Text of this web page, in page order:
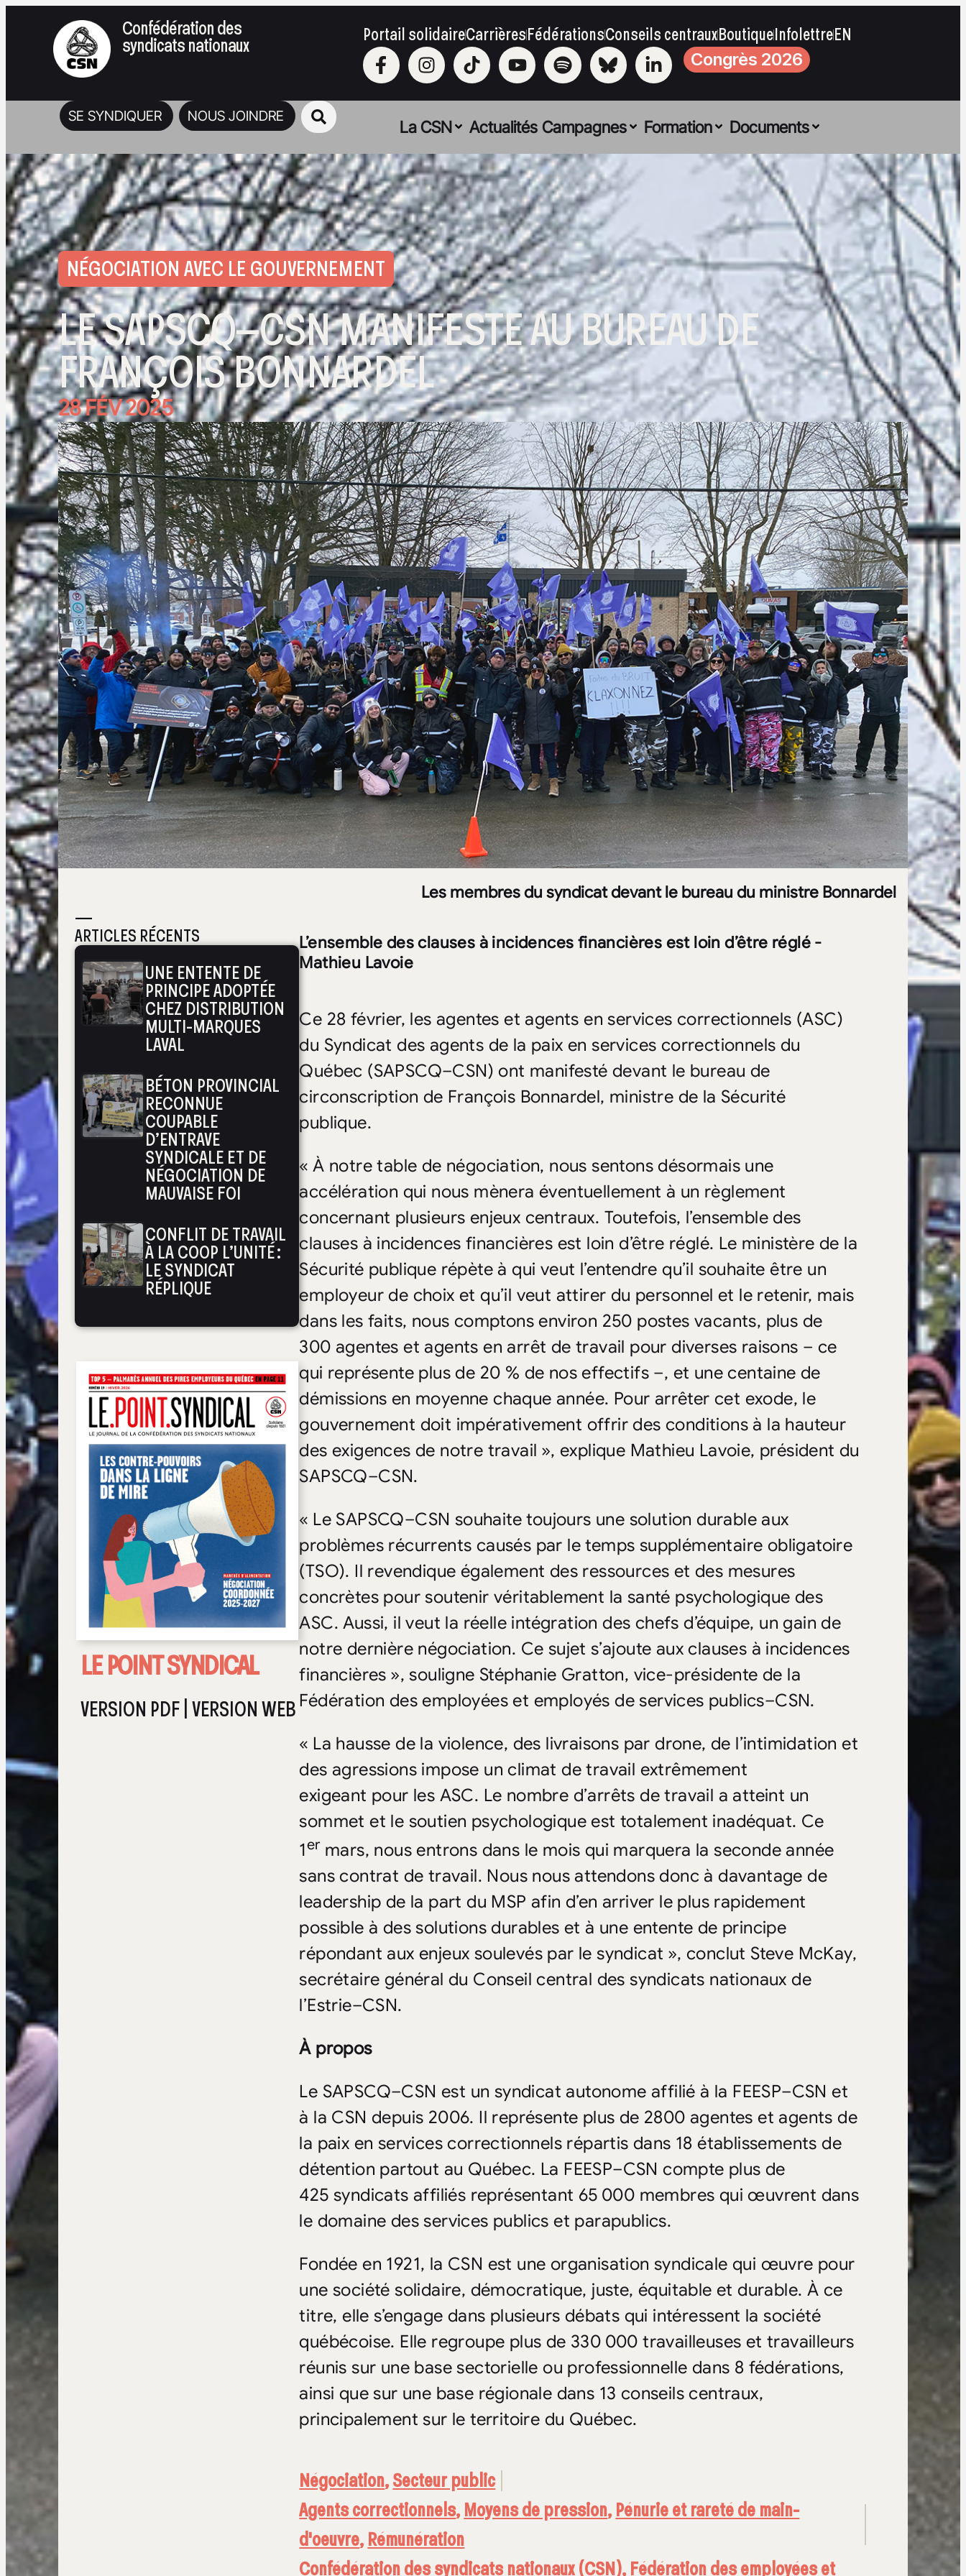
Confédération des
syndicats nationaux Portail solidaireCarrièresFédérationsConseils centrauxBoutiqueInfolettreEN
Congrès 2026
SE SYNDIQUER NOUS JOINDRE
La CSN Actualités Campagnes Formation Documents
NÉGOCIATION AVEC LE GOUVERNEMENT
LE SAPSCQ–CSN MANIFESTE AU BUREAU DE
FRANÇOIS BONNARDEL
28 FÉV 2025
Les membres du syndicat devant le bureau du ministre Bonnardel
—
ARTICLES RÉCENTS
UNE ENTENTE DE
PRINCIPE ADOPTÉE
CHEZ DISTRIBUTION
MULTI-MARQUES
LAVAL
BÉTON PROVINCIAL
RECONNUE
COUPABLE
D’ENTRAVE
SYNDICALE ET DE
NÉGOCIATION DE
MAUVAISE FOI
CONFLIT DE TRAVAIL
À LA COOP L’UNITÉ :
LE SYNDICAT
RÉPLIQUE
LE POINT SYNDICAL
VERSION PDF|VERSION WEB
L’ensemble des clauses à incidences financières est loin d’être réglé -
Mathieu Lavoie
Ce 28 février, les agentes et agents en services correctionnels (ASC)
du Syndicat des agents de la paix en services correctionnels du
Québec (SAPSCQ–CSN) ont manifesté devant le bureau de
circonscription de François Bonnardel, ministre de la Sécurité
publique.
« À notre table de négociation, nous sentons désormais une
accélération qui nous mènera éventuellement à un règlement
concernant plusieurs enjeux centraux. Toutefois, l’ensemble des
clauses à incidences financières est loin d’être réglé. Le ministère de la
Sécurité publique répète à qui veut l’entendre qu’il souhaite être un
employeur de choix et qu’il veut attirer du personnel et le retenir, mais
dans les faits, nous comptons environ 250 postes vacants, plus de
300 agentes et agents en arrêt de travail pour diverses raisons – ce
qui représente plus de 20 % de nos effectifs –, et une centaine de
démissions en moyenne chaque année. Pour arrêter cet exode, le
gouvernement doit impérativement offrir des conditions à la hauteur
des exigences de notre travail », explique Mathieu Lavoie, président du
SAPSCQ–CSN.
« Le SAPSCQ–CSN souhaite toujours une solution durable aux
problèmes récurrents causés par le temps supplémentaire obligatoire
(TSO). Il revendique également des ressources et des mesures
concrètes pour soutenir véritablement la santé psychologique des
ASC. Aussi, il veut la réelle intégration des chefs d’équipe, un gain de
notre dernière négociation. Ce sujet s’ajoute aux clauses à incidences
financières », souligne Stéphanie Gratton, vice-présidente de la
Fédération des employées et employés de services publics–CSN.
« La hausse de la violence, des livraisons par drone, de l’intimidation et
des agressions impose un climat de travail extrêmement
exigeant pour les ASC. Le nombre d’arrêts de travail a atteint un
sommet et le soutien psychologique est totalement inadéquat. Ce
1er mars, nous entrons dans le mois qui marquera la seconde année
sans contrat de travail. Nous nous attendons donc à davantage de
leadership de la part du MSP afin d’en arriver le plus rapidement
possible à des solutions durables et à une entente de principe
répondant aux enjeux soulevés par le syndicat », conclut Steve McKay,
secrétaire général du Conseil central des syndicats nationaux de
l’Estrie–CSN.
À propos
Le SAPSCQ–CSN est un syndicat autonome affilié à la FEESP–CSN et
à la CSN depuis 2006. Il représente plus de 2800 agentes et agents de
la paix en services correctionnels répartis dans 18 établissements de
détention partout au Québec. La FEESP–CSN compte plus de
425 syndicats affiliés représentant 65 000 membres qui œuvrent dans
le domaine des services publics et parapublics.
Fondée en 1921, la CSN est une organisation syndicale qui œuvre pour
une société solidaire, démocratique, juste, équitable et durable. À ce
titre, elle s’engage dans plusieurs débats qui intéressent la société
québécoise. Elle regroupe plus de 330 000 travailleuses et travailleurs
réunis sur une base sectorielle ou professionnelle dans 8 fédérations,
ainsi que sur une base régionale dans 13 conseils centraux,
principalement sur le territoire du Québec.
Négociation,Secteur public
Agents correctionnels,Moyens de pression,Pénurie et rareté de main-
d'oeuvre,Rémunération
Confédération des syndicats nationaux (CSN),Fédération des employées et